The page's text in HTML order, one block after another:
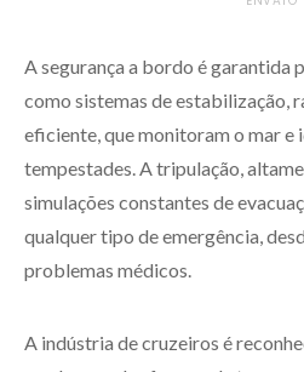
A segurança a bordo é garantida
como sistemas de estabilização,
eficiente, que monitoram o mar e
tempestades. A tripulação,
simulações constantes de
qualquer tipo de emergência,
problemas médicos.
A indústria de cruzeiros é